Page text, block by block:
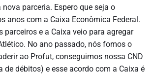
parceria. Espero que seja o
anos com a Caixa Econômica Federal.
parceiros e a Caixa veio para agregar
No ano passado, nós fomos o
ao Profut, conseguimos nossa CND
de débitos) e esse acordo com a Caixa é